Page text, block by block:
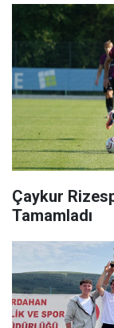
Çaykur
Tamamladı